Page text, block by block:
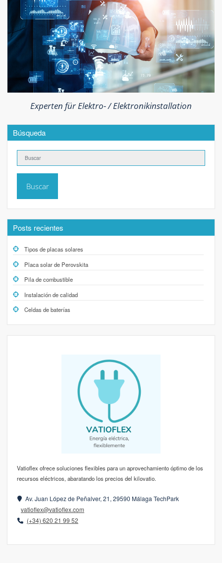
Experten für Elektro- / Elektronikinstallation
Búsqueda
Buscar
Posts recientes
Tipos de placas solares
Placa solar de Perovskita
Pila de combustible
Instalación de calidad
Celdas de baterías
Vatioflex ofrece soluciones flexibles para un aprovechamiento óptimo de los
recursos eléctricos, abaratando los precios del kilovatio.
Av. Juan López de Peñalver, 21, 29590 Málaga TechPark
vatioflex@vatioflex.com
(+34) 620 21 99 52